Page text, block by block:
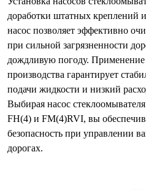
доработки штатных креплений
насос позволяет эффективно
при сильной загрязненности
дождливую погоду.
производства гарантирует
подачи жидкости и низкий
Выбирая насос
FH(4) и FM(4)RVI, вы
безопасность при управлении
дорогах.